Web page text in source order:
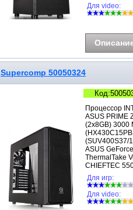
Для video:
Supercomp 50050324
Процессор
ASUS PRIME
(2x8GB) 3000
(SUV400S37/
ASUS
ThermalTake
CHIEFTEC
Для игр:
Для video: